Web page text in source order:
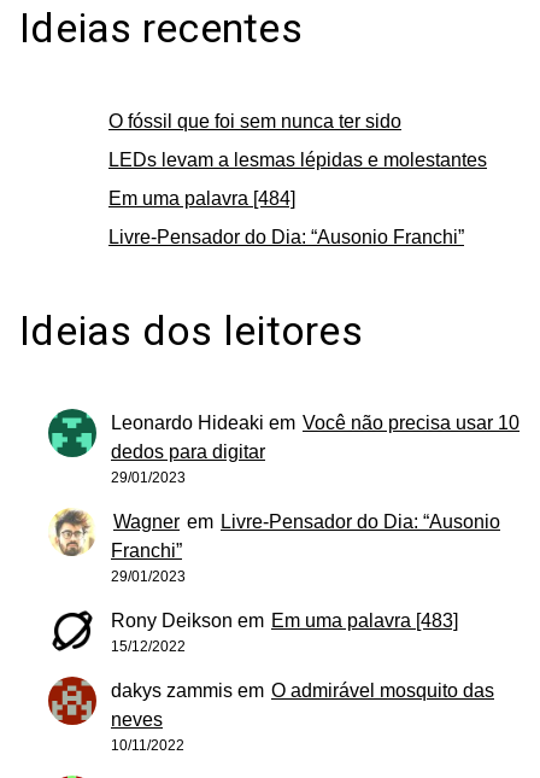
Ideias recentes
O fóssil que foi sem nunca ter sido
LEDs levam a lesmas lépidas e molestantes
Em uma palavra [484]
Livre-Pensador do Dia: “Ausonio Franchi”
Ideias dos leitores
Leonardo Hideaki em Você não precisa usar 10
dedos para digitar
29/01/2023
Wagner em Livre-Pensador do Dia: “Ausonio
Franchi”
29/01/2023
Rony Deikson em Em uma palavra [483]
15/12/2022
dakys zammis em O admirável mosquito das
neves
10/11/2022